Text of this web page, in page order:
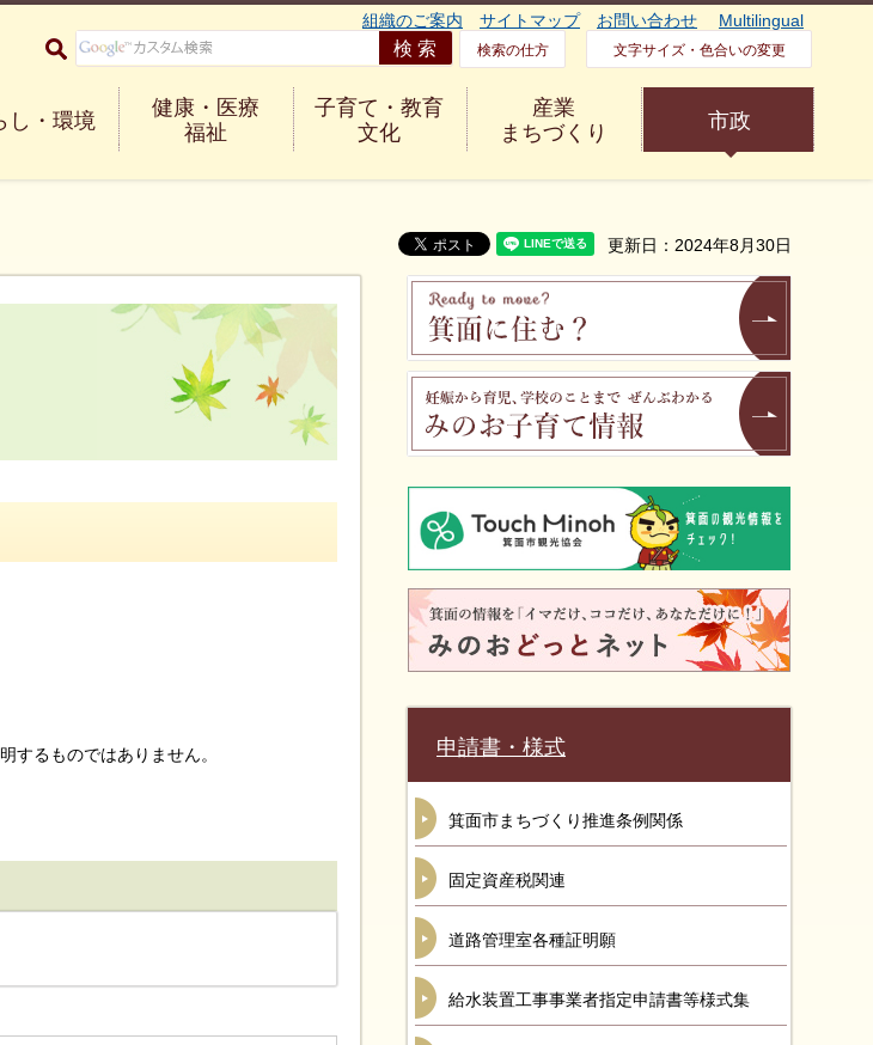
組織のご案内 サイトマップ お問い合わせ Multilingual
検索の仕方 文字サイズ・色合いの変更
し・環境
健康・医療
福祉
子育て・教育
文化
産業
まちづくり
市政
更新日：2024年8月30日
するものではありません。 申請書・様式
箕面市まちづくり推進条例関係
固定資産税関連
道路管理室各種証明願
給水装置工事事業者指定申請書等様式集